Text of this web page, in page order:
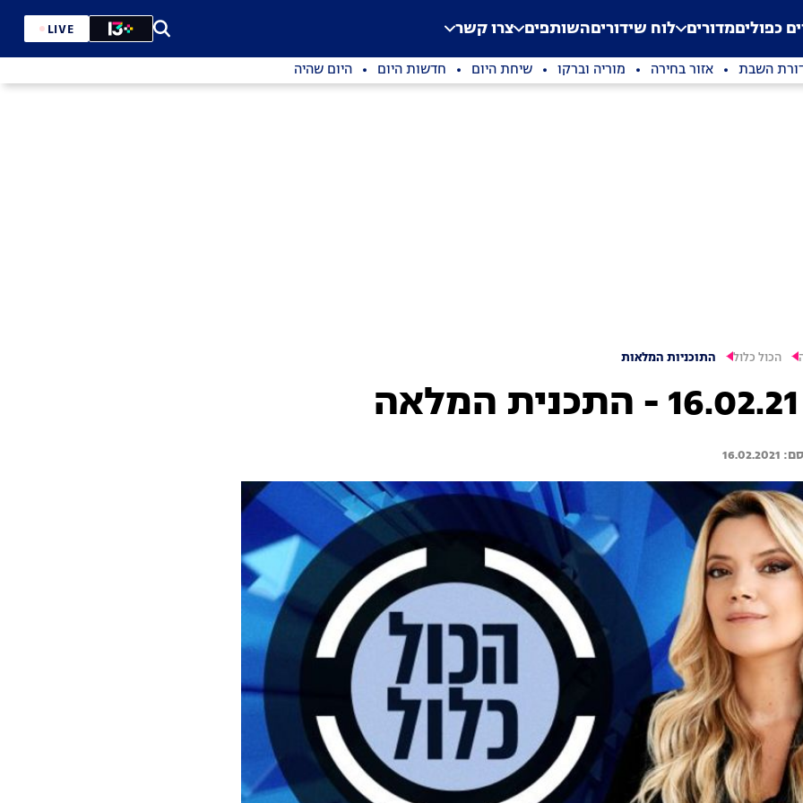
Application error: a
. כפוליםמדורים לוח שידוריםהשותפים צרו קשר LIVE
השבת אזור בחירה מוריה וברקו שיחת היום חדשות היום היום שהיה
הכול כלול התוכניות המלאות
16.02.2021